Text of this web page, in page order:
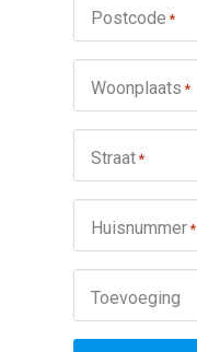
Postcode *
Woonplaats *
Straat*
Huisnummer*
Toevoeging